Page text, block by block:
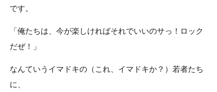
です。
「俺たちは、今が楽しければそれでいいのサっ！ロック
だぜ！」
なんていうイマドキの（これ、イマドキか？）若者たち
に、